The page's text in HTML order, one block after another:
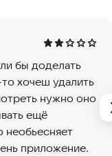
и установочных
касанием проверит
бесплатно.
бы доделать
хочеш удалить
нужно оно
ещё
необьесняет
приложение.